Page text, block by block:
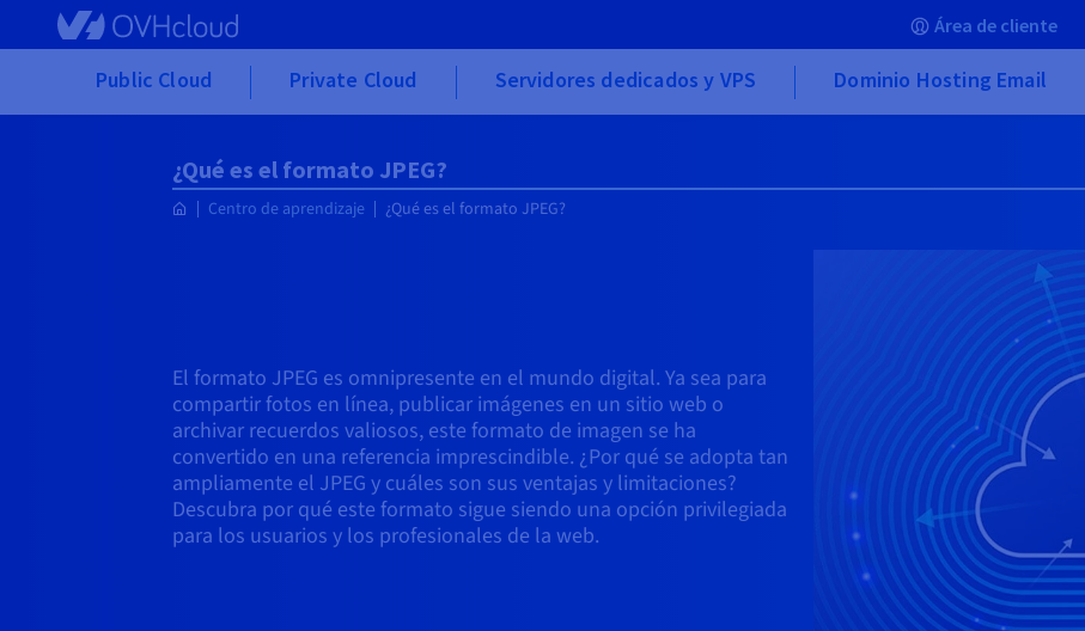
Skip to main content Área de cliente
Public Cloud Private Cloud Servidores dedicados y VPS Dominio Hosting Email
¿Qué es el formato JPEG?
Centro de aprendizaje ¿Qué es el formato JPEG?
El formato JPEG es omnipresente en el mundo digital. Ya sea para
compartir fotos en línea, publicar imágenes en un sitio web o
archivar recuerdos valiosos, este formato de imagen se ha
convertido en una referencia imprescindible. ¿Por qué se adopta tan
ampliamente el JPEG y cuáles son sus ventajas y limitaciones?
Descubra por qué este formato sigue siendo una opción privilegiada
para los usuarios y los profesionales de la web.